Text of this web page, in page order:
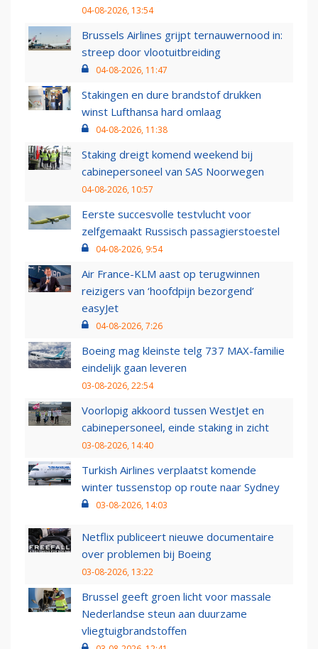
04-08-2026, 13:54
Brussels Airlines grijpt ternauwernood in:
streep door vlootuitbreiding
04-08-2026, 11:47
Stakingen en dure brandstof drukken
winst Lufthansa hard omlaag
04-08-2026, 11:38
Staking dreigt komend weekend bij
cabinepersoneel van SAS Noorwegen
04-08-2026, 10:57
Eerste succesvolle testvlucht voor
zelfgemaakt Russisch passagierstoestel
04-08-2026, 9:54
Air France-KLM aast op terugwinnen
reizigers van ‘hoofdpijn bezorgend’
easyJet
04-08-2026, 7:26
Boeing mag kleinste telg 737 MAX-familie
eindelijk gaan leveren
03-08-2026, 22:54
Voorlopig akkoord tussen WestJet en
cabinepersoneel, einde staking in zicht
03-08-2026, 14:40
Turkish Airlines verplaatst komende
winter tussenstop op route naar Sydney
03-08-2026, 14:03
Netflix publiceert nieuwe documentaire
over problemen bij Boeing
03-08-2026, 13:22
Brussel geeft groen licht voor massale
Nederlandse steun aan duurzame
vliegtuigbrandstoffen